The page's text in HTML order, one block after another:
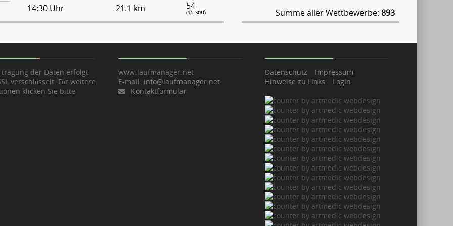
14:30 Uhr 21.1 km 54
(15 Staf) Summe aller Wettbewerbe: 893
der Daten erfolgt
verschlüsselt. Für weitere
klicken Sie bitte
www.laufmanager.net
E-mail: info@laufmanager.net
Kontaktformular
Datenschutz
Impressum
Hinweise zu Links
Login